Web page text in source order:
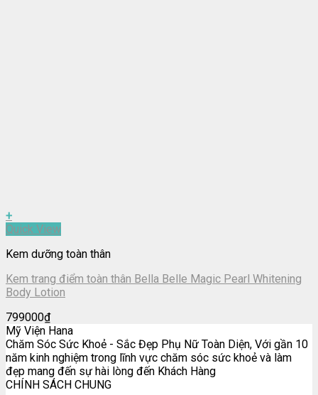
+
Quick View
Kem dưỡng toàn thân
Kem trang điểm toàn thân Bella Belle Magic Pearl Whitening
Body Lotion
799000₫
Mỹ Viện Hana
Chăm Sóc Sức Khoẻ - Sắc Đẹp Phụ Nữ Toàn Diện, Với gần 10
năm kinh nghiệm trong lĩnh vực chăm sóc sức khoẻ và làm
đẹp mang đến sự hài lòng đến Khách Hàng
CHÍNH SÁCH CHUNG